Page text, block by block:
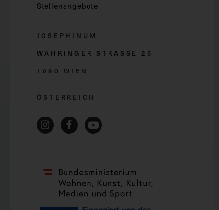
Stellenangebote
JOSEPHINUM
WÄHRINGER STRASSE 2 5
1090 WIEN
ÖSTERREICH